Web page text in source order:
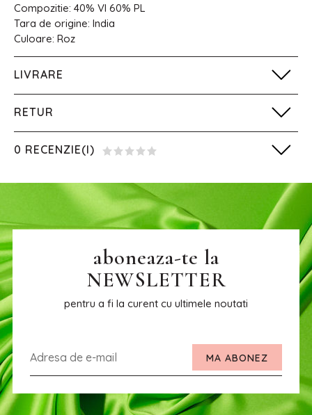
Compozitie: 40% VI 60% PL
Tara de origine: India
Culoare: Roz
LIVRARE
RETUR
0 RECENZIE(I)
aboneaza-te la
NEWSLETTER
pentru a fi la curent cu ultimele noutati
MA ABONEZ